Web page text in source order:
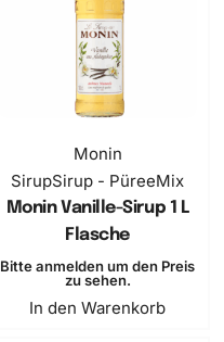
Monin
SirupSirup - PüreeMix
Monin Vanille-Sirup 1 L
Flasche
Bitte anmelden um den Preis
zu sehen.
In den Warenkorb